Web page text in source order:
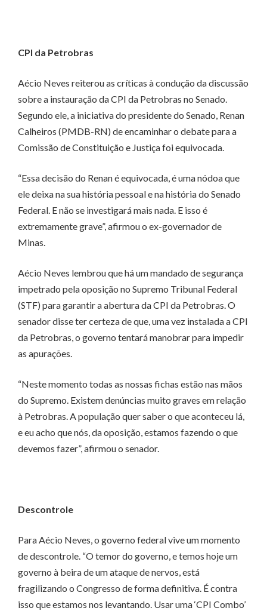
CPI da Petrobras
Aécio Neves reiterou as críticas à condução da discussão
sobre a instauração da CPI da Petrobras no Senado.
Segundo ele, a iniciativa do presidente do Senado, Renan
Calheiros (PMDB-RN) de encaminhar o debate para a
Comissão de Constituição e Justiça foi equivocada.
“Essa decisão do Renan é equivocada, é uma nódoa que
ele deixa na sua história pessoal e na história do Senado
Federal. E não se investigará mais nada. E isso é
extremamente grave”, afirmou o ex-governador de
Minas.
Aécio Neves lembrou que há um mandado de segurança
impetrado pela oposição no Supremo Tribunal Federal
(STF) para garantir a abertura da CPI da Petrobras. O
senador disse ter certeza de que, uma vez instalada a CPI
da Petrobras, o governo tentará manobrar para impedir
as apurações.
“Neste momento todas as nossas fichas estão nas mãos
do Supremo. Existem denúncias muito graves em relação
à Petrobras. A população quer saber o que aconteceu lá,
e eu acho que nós, da oposição, estamos fazendo o que
devemos fazer”, afirmou o senador.
Descontrole
Para Aécio Neves, o governo federal vive um momento
de descontrole. “O temor do governo, e temos hoje um
governo à beira de um ataque de nervos, está
fragilizando o Congresso de forma definitiva. É contra
isso que estamos nos levantando. Usar uma ‘CPI Combo’